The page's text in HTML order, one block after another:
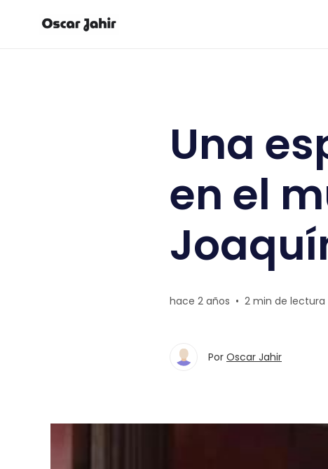
Una
en el
hace 2 años • 2 min de lectura
Por Oscar Jahir